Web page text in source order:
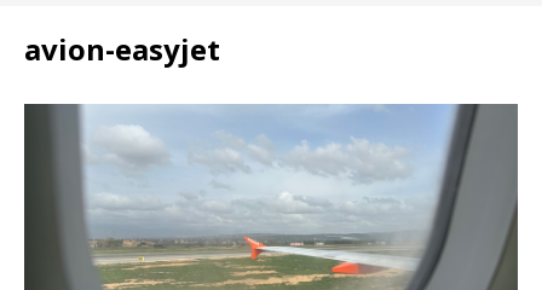
avion-easyjet